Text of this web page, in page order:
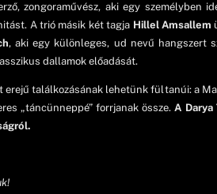
zongoraművész, aki egy személyben
A trió másik két tagja Hillel Amsallem
, aki egy különleges, ud nevű hangszert
dallamok előadását.
erejű találkozásának lehetünk fültanúi: a
„táncünneppé” forrjanak össze.A